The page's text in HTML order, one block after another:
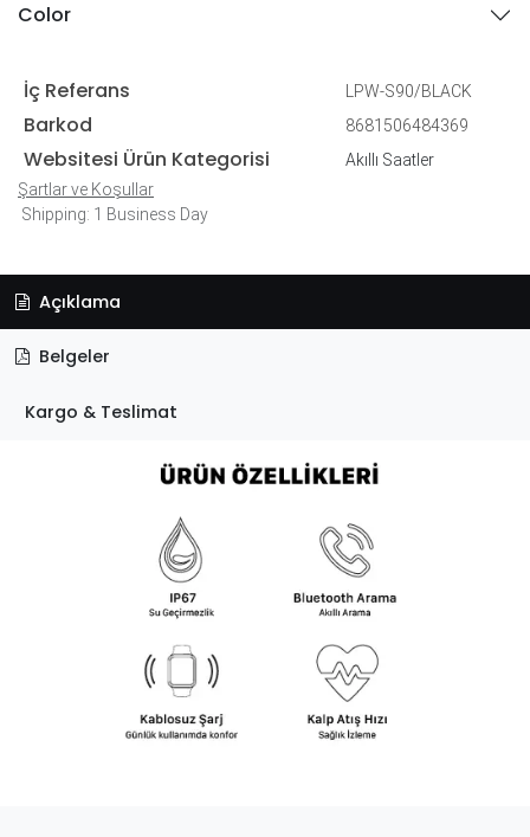
Color
İç Referans LPW-S90/BLACK
Barkod 8681506484369
Websitesi Ürün Kategorisi
Akıllı Saatler
Şartlar ve Koşullar
Shipping: 1 Business Day
Açıklama
Belgeler
Kargo & Teslimat